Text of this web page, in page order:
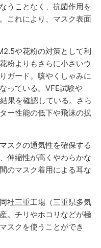
うことなく、抗菌作用を
これにより、マスク表面
や花粉の対策として利
粉よりもさらに小さいウ
ガード。咳やくしゃみに
っている。VFE試験や
果を確認している。さら
ー性能の低下や飛沫の拡
スクの通気性を確保する
伸縮性が高くやわらかな
のマスク着用による耳な
社三重工場（三重県多気
。チリやホコリなどが極
スクを使うことができ